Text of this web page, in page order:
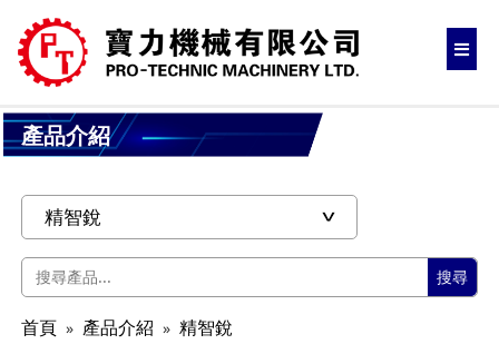
產品介紹
搜尋
首頁 產品介紹 精智銳